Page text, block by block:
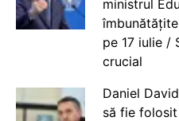
ministrul
pe 17 iulie /
crucial
Daniel
să fie